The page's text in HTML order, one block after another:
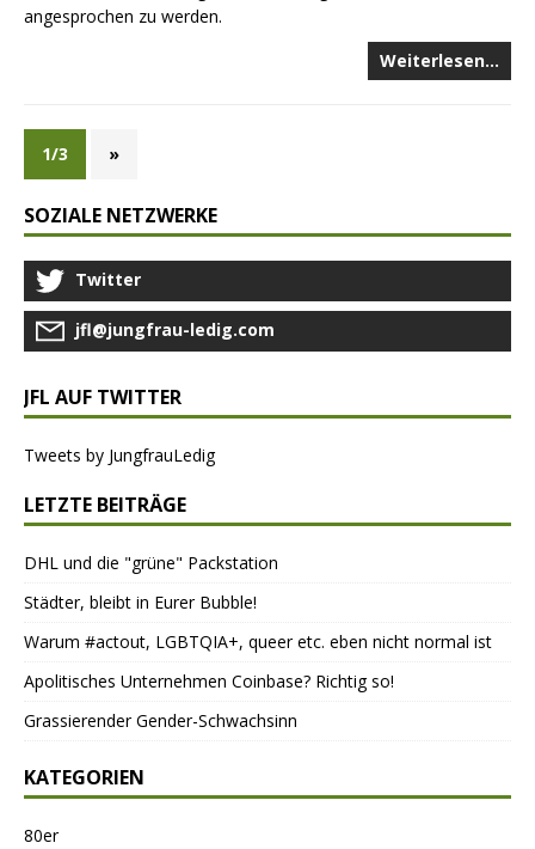
angesprochen zu werden.
Weiterlesen…
1/3 »
SOZIALE NETZWERKE
Twitter
jfl@jungfrau-ledig.com
JFL AUF TWITTER
Tweets by JungfrauLedig
LETZTE BEITRÄGE
DHL und die "grüne" Packstation
Städter, bleibt in Eurer Bubble!
Warum #actout, LGBTQIA+, queer etc. eben nicht normal ist
Apolitisches Unternehmen Coinbase? Richtig so!
Grassierender Gender-Schwachsinn
KATEGORIEN
80er